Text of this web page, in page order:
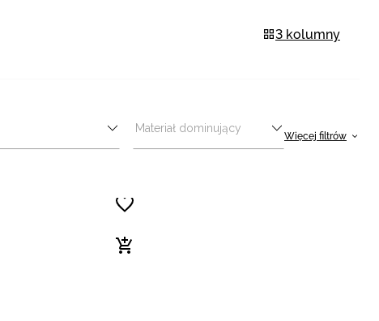
3 kolumny
Materiał dominujący
Więcej filtrów